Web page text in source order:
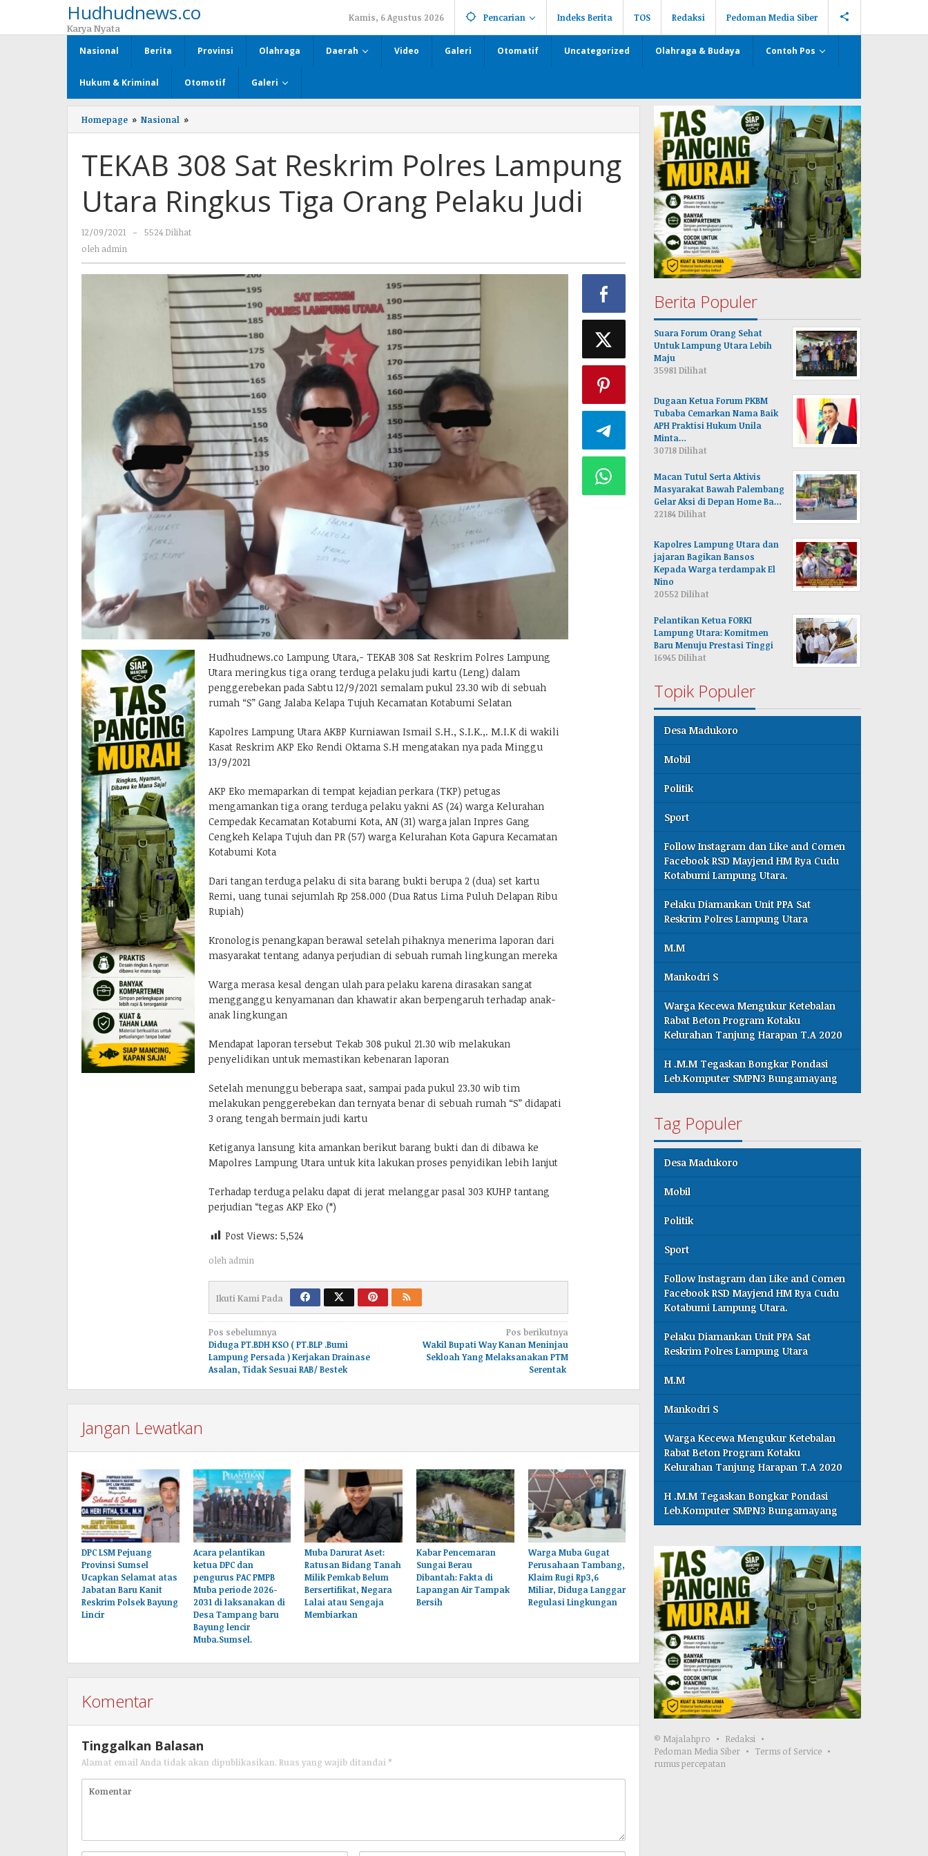
Hudhudnews.co
Karya Nyata
Kamis, 6 Agustus 2026 Pencarian Indeks Berita TOS Redaksi Pedoman Media Siber
Nasional Berita Provinsi Olahraga Daerah Video Galeri Otomatif Uncategorized Olahraga & Budaya Contoh Pos
Hukum & Kriminal Otomotif Galeri
Homepage » Nasional »
308
Reskrim
Polres
Utara
Ringkus
Tiga
Orang
TEKAB 308 Sat Reskrim Polres Lampung
Utara Ringkus Tiga Orang Pelaku Judi
12/09/2021
oleh
-
5524 Dilihat
oleh admin
Hudhudnews.co Lampung Utara,- TEKAB 308 Sat Reskrim Polres Lampung
Utara meringkus tiga orang terduga pelaku judi kartu (Leng) dalam
penggerebekan pada Sabtu 12/9/2021 semalam pukul 23.30 wib di sebuah
rumah “S” Gang Jalaba Kelapa Tujuh Kecamatan Kotabumi Selatan
Kapolres Lampung Utara AKBP Kurniawan Ismail S.H., S.I.K.,. M.I.K di wakili
Kasat Reskrim AKP Eko Rendi Oktama S.H mengatakan nya pada Minggu
13/9/2021
AKP Eko memaparkan di tempat kejadian perkara (TKP) petugas
mengamankan tiga orang terduga pelaku yakni AS (24) warga Kelurahan
Cempedak Kecamatan Kotabumi Kota, AN (31) warga jalan Inpres Gang
Cengkeh Kelapa Tujuh dan PR (57) warga Kelurahan Kota Gapura Kecamatan
Kotabumi Kota
Dari tangan terduga pelaku di sita barang bukti berupa 2 (dua) set kartu
Remi, uang tunai sejumlah Rp 258.000 (Dua Ratus Lima Puluh Delapan Ribu
Rupiah)
Kronologis penangkapan berawal setelah pihaknya menerima laporan dari
masyarakat tentang adanya perjudian di sebuah rumah lingkungan mereka
Warga merasa kesal dengan ulah para pelaku karena dirasakan sangat
mengganggu kenyamanan dan khawatir akan berpengaruh terhadap anak-
anak lingkungan
Mendapat laporan tersebut Tekab 308 pukul 21.30 wib melakukan
penyelidikan untuk memastikan kebenaran laporan
Setelah menunggu beberapa saat, sampai pada pukul 23.30 wib tim
melakukan penggerebekan dan ternyata benar di sebuah rumah “S” didapati
3 orang tengah bermain judi kartu
Ketiganya lansung kita amankan berikut barang bukti dan di dibawa ke
Mapolres Lampung Utara untuk kita lakukan proses penyidikan lebih lanjut
Terhadap terduga pelaku dapat di jerat melanggar pasal 303 KUHP tantang
perjudian “tegas AKP Eko (*)
Post Views: 5,524
oleh admin
Ikuti Kami Pada
Navigasi
pos
Pos sebelumnya
Diduga PT.BDH KSO ( PT.BLP .Bumi
Lampung Persada ) Kerjakan Drainase
Asalan, Tidak Sesuai RAB/ Bestek
Pos berikutnya
Wakil Bupati Way Kanan Meninjau
Sekloah Yang Melaksanakan PTM
Serentak
Jangan Lewatkan
DPC LSM Pejuang
Provinsi Sumsel
Ucapkan Selamat atas
Jabatan Baru Kanit
Reskrim Polsek Bayung
Lincir
Acara pelantikan
ketua DPC dan
pengurus PAC PMPB
Muba periode 2026-
2031 di laksanakan di
Desa Tampang baru
Bayung lencir
Muba.Sumsel.
Muba Darurat Aset:
Ratusan Bidang Tanah
Milik Pemkab Belum
Bersertifikat, Negara
Lalai atau Sengaja
Membiarkan
Kabar Pencemaran
Sungai Berau
Dibantah: Fakta di
Lapangan Air Tampak
Bersih
Warga Muba Gugat
Perusahaan Tambang,
Klaim Rugi Rp3,6
Miliar, Diduga Langgar
Regulasi Lingkungan
Komentar
Tinggalkan Balasan
Alamat email Anda tidak akan dipublikasikan. Ruas yang wajib ditandai *
Berita Populer
Suara Forum Orang Sehat
Untuk Lampung Utara Lebih
Maju
35981 Dilihat
Dugaan Ketua Forum PKBM
Tubaba Cemarkan Nama Baik
APH Praktisi Hukum Unila
Minta…
30718 Dilihat
Macan Tutul Serta Aktivis
Masyarakat Bawah Palembang
Gelar Aksi di Depan Home Ba…
22184 Dilihat
Kapolres Lampung Utara dan
jajaran Bagikan Bansos
Kepada Warga terdampak El
Nino
20552 Dilihat
Pelantikan Ketua FORKI
Lampung Utara: Komitmen
Baru Menuju Prestasi Tinggi
16945 Dilihat
Topik Populer
Desa Madukoro
Mobil
Politik
Sport
Follow Instagram dan Like and Comen
Facebook RSD Mayjend HM Rya Cudu
Kotabumi Lampung Utara.
Pelaku Diamankan Unit PPA Sat
Reskrim Polres Lampung Utara
M.M
Mankodri S
Warga Kecewa Mengukur Ketebalan
Rabat Beton Program Kotaku
Kelurahan Tanjung Harapan T.A 2020
H .M.M Tegaskan Bongkar Pondasi
Leb.Komputer SMPN3 Bungamayang
Tag Populer
Desa Madukoro
Mobil
Politik
Sport
Follow Instagram dan Like and Comen
Facebook RSD Mayjend HM Rya Cudu
Kotabumi Lampung Utara.
Pelaku Diamankan Unit PPA Sat
Reskrim Polres Lampung Utara
M.M
Mankodri S
Warga Kecewa Mengukur Ketebalan
Rabat Beton Program Kotaku
Kelurahan Tanjung Harapan T.A 2020
H .M.M Tegaskan Bongkar Pondasi
Leb.Komputer SMPN3 Bungamayang
© Majalahpro
Redaksi
Pedoman Media Siber
Terms of Service
rumus percepatan